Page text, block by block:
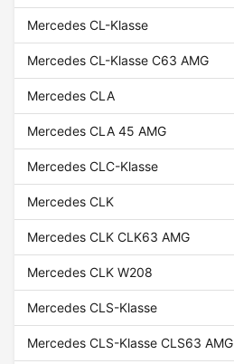
Mercedes CL-Klasse
Mercedes CL-Klasse C63 AMG
Mercedes CLA
Mercedes CLA 45 AMG
Mercedes CLC-Klasse
Mercedes CLK
Mercedes CLK CLK63 AMG
Mercedes CLK W208
Mercedes CLS-Klasse
Mercedes CLS-Klasse CLS63 AMG